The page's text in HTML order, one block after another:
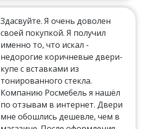
Здасвуйте. Я очень доволен
своей покупкой. Я получил
именно то, что искал -
недорогие коричневые двери-
купе с вставками из
тонированного стекла.
Компанию Росмебель я нашёл
по отзывам в интернет. Двери
мне обошлись дешевле, чем в